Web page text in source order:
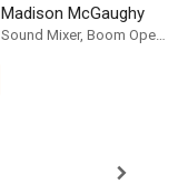
Madison McGaughy
Sound Mixer, Boom Operator